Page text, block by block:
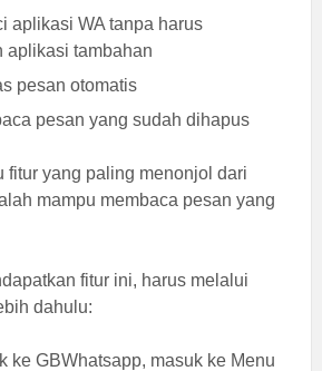
aplikasi WA tanpa harus
aplikasi tambahan
pesan otomatis
pesan yang sudah dihapus
fitur yang paling menonjol dari
mampu membaca pesan yang
fitur ini, harus melalui
dahulu:
ke GBWhatsapp, masuk ke Menu